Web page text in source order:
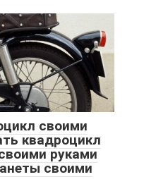
своими
квадроцикл
руками
своими